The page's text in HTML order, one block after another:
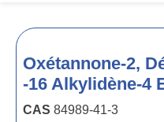
Oxétannone-2,
-16 Alkylidène-4
CAS 84989-41-3